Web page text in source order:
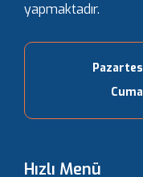
yapmaktadır.
Hızlı Menü